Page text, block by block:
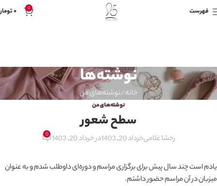
فهرست 0 ۰
نوشته‌ها
خانه نوشته‌های من
نوشته‌های من
سطح شعور
رخشا غلامیخرداد 20, 1403 در خرداد 20, 1403 0
یادم است چند سال پیش برای برگزاری مراسم و دوره‌ای داوطلب شدم و به عنوان
میزبان در آن مراسم حضور داشتم.